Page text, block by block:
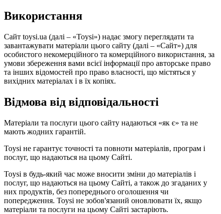
Використання
Сайт toysi.ua (далі – «Toysi») надає змогу переглядати та
завантажувати матеріали цього сайту (далі – «Сайт») для
особистого некомерційного та комерційного використання, за
умови збереження вами всієї інформації про авторське право
та інших відомостей про право власності, що містяться у
вихідних матеріалах і в їх копіях.
Відмова від відповідальності
Матеріали та послуги цього сайту надаються «як є» та не
мають жодних гарантій.
Toysi не гарантує точності та повноти матеріалів, програм і
послуг, що надаються на цьому Сайті.
Toysi в будь-який час може вносити зміни до матеріалів і
послуг, що надаються на цьому Сайті, а також до згаданих у
них продуктів, без попереднього оголошення чи
попередження. Toysi не зобов'язаний оновлювати їх, якщо
матеріали та послуги на цьому Сайті застаріють.